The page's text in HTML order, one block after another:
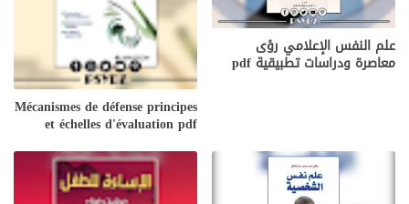
علم النفس الإعلامي رؤى
معاصرة ودراسات تطبيقية pdf
Mécanismes de défense principes
et échelles d'évaluation pdf